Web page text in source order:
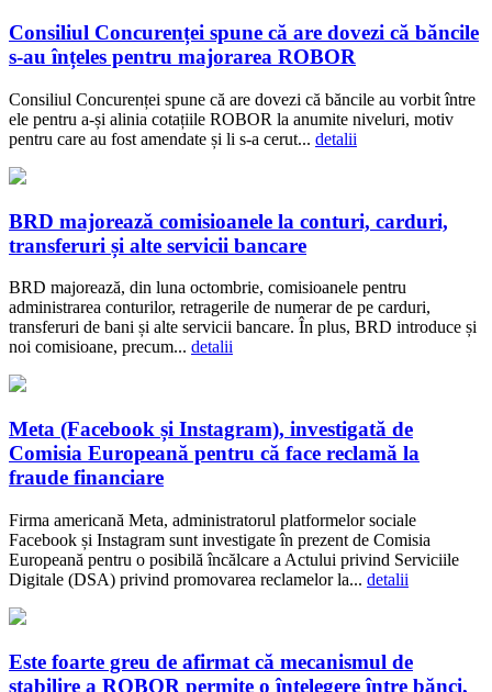
Consiliul Concurenței spune că are dovezi că băncile
s-au înțeles pentru majorarea ROBOR
Consiliul Concurenței spune că are dovezi că băncile au vorbit între
ele pentru a-și alinia cotațiile ROBOR la anumite niveluri, motiv
pentru care au fost amendate și li s-a cerut... detalii
BRD majorează comisioanele la conturi, carduri,
transferuri și alte servicii bancare
BRD majorează, din luna octombrie, comisioanele pentru
administrarea conturilor, retragerile de numerar de pe carduri,
transferuri de bani și alte servicii bancare. În plus, BRD introduce și
noi comisioane, precum... detalii
Meta (Facebook și Instagram), investigată de
Comisia Europeană pentru că face reclamă la
fraude financiare
Firma americană Meta, administratorul platformelor sociale
Facebook și Instagram sunt investigate în prezent de Comisia
Europeană pentru o posibilă încălcare a Actului privind Serviciile
Digitale (DSA) privind promovarea reclamelor la... detalii
Este foarte greu de afirmat că mecanismul de
stabilire a ROBOR permite o înțelegere între bănci,